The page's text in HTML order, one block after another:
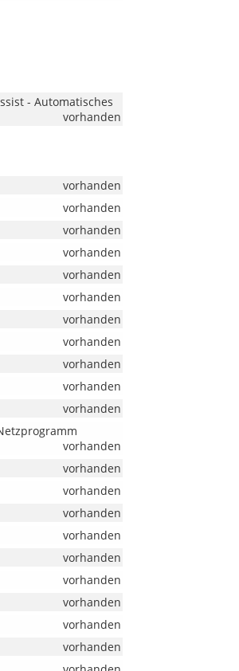
- Automatisches
vorhanden
vorhanden
vorhanden
vorhanden
vorhanden
vorhanden
vorhanden
vorhanden
vorhanden
vorhanden
vorhanden
vorhanden
vorhanden
vorhanden
vorhanden
vorhanden
vorhanden
vorhanden
vorhanden
vorhanden
vorhanden
vorhanden